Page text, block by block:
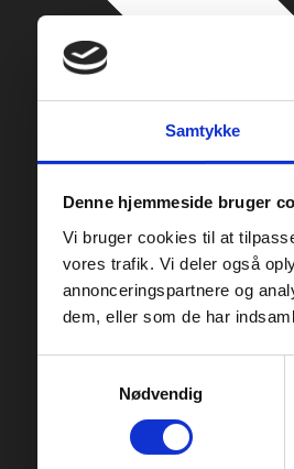
Samtykke
Denne hjemmeside bruger
Vi bruger cookies til at
vores trafik. Vi deler også
annonceringspartnere og
dem, eller som de har
Nødvendig